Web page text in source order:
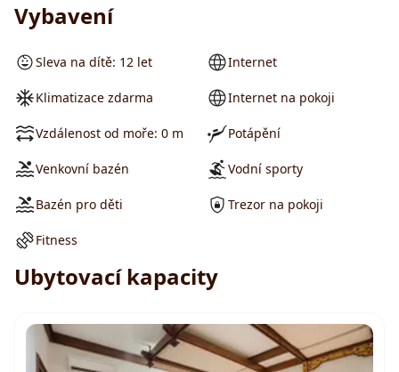
Vybavení
Sleva na dítě: 12 let
Klimatizace zdarma
Vzdálenost od moře: 0 m
Venkovní bazén
Bazén pro děti
Fitness
Internet
Internet na pokoji
Potápění
Vodní sporty
Trezor na pokoji
Ubytovací kapacity